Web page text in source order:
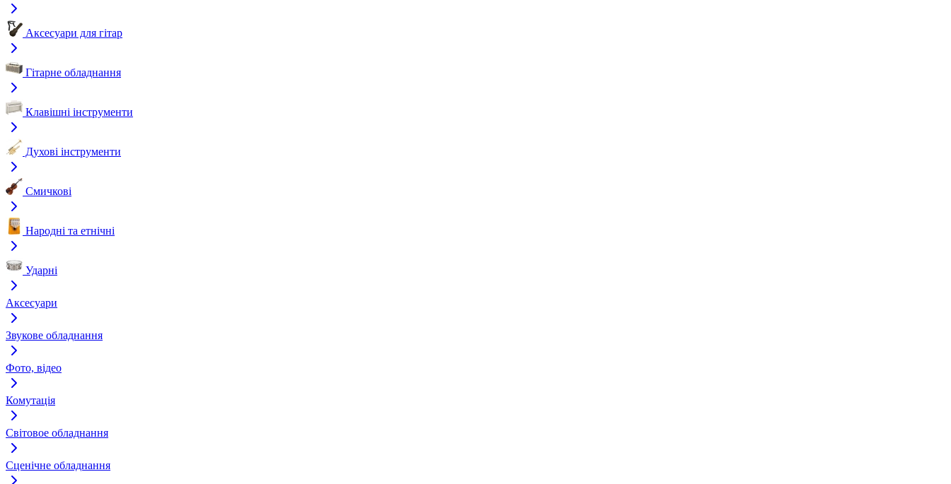
Аксесуари для гітар
Гітарне обладнання
Клавішні інструменти
Духові інструменти
Смичкові
Народні та етнічні
Ударні
Аксесуари
Звукове обладнання
Фото, відео
Комутація
Світовое обладнання
Сценічне обладнання